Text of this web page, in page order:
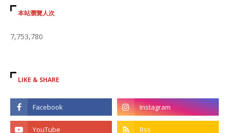
本站瀏覽人次
7,753,780
LIKE & SHARE